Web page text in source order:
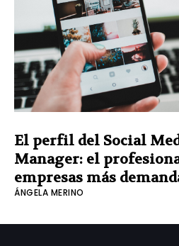
El perfil del Social
Manager: el
empresas más
ÁNGELA MERINO